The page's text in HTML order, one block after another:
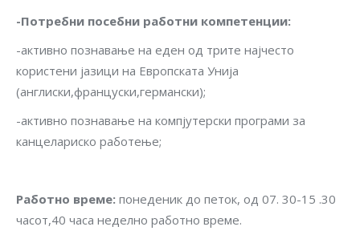
-Потребни посебни работни компетенции:
-активно познавање на еден од трите најчесто
користени јазици на Европската Унија
(англиски,француски,германски);
-активно познавање на компјутерски програми за
канцелариско работење;
Работно време: понеденик до петок, од 07. 30-15 .30
часот,40 часа неделно работно време.